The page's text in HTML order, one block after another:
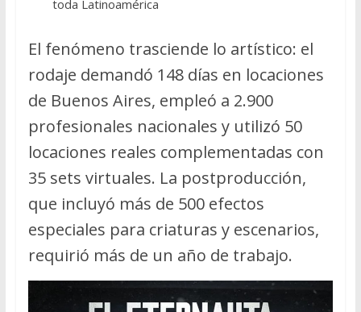
toda Latinoamérica
El fenómeno trasciende lo artístico: el
rodaje demandó 148 días en locaciones
de Buenos Aires, empleó a 2.900
profesionales nacionales y utilizó 50
locaciones reales complementadas con
35 sets virtuales. La postproducción,
que incluyó más de 500 efectos
especiales para criaturas y escenarios,
requirió más de un año de trabajo.